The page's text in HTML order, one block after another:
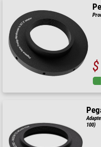
100)